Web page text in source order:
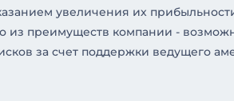
увеличения их
из преимуществ компании -
за счет поддержки ведущего